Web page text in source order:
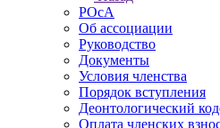
РОсА
Об ассоциации
Руководство
Документы
Условия членства
Порядок вступления
Деонтологический
Оплата членских